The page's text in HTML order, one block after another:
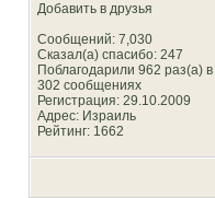
Добавить в друзья
Сообщений: 7,030
Сказал(а) спасибо: 247
Поблагодарили 962 раз(а) в
302 сообщениях
Регистрация: 29.10.2009
Адрес: Израиль
Рейтинг: 1662